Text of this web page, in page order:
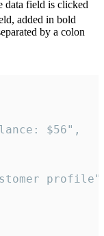
data field is clicked
added in bold
by a colon
$56",